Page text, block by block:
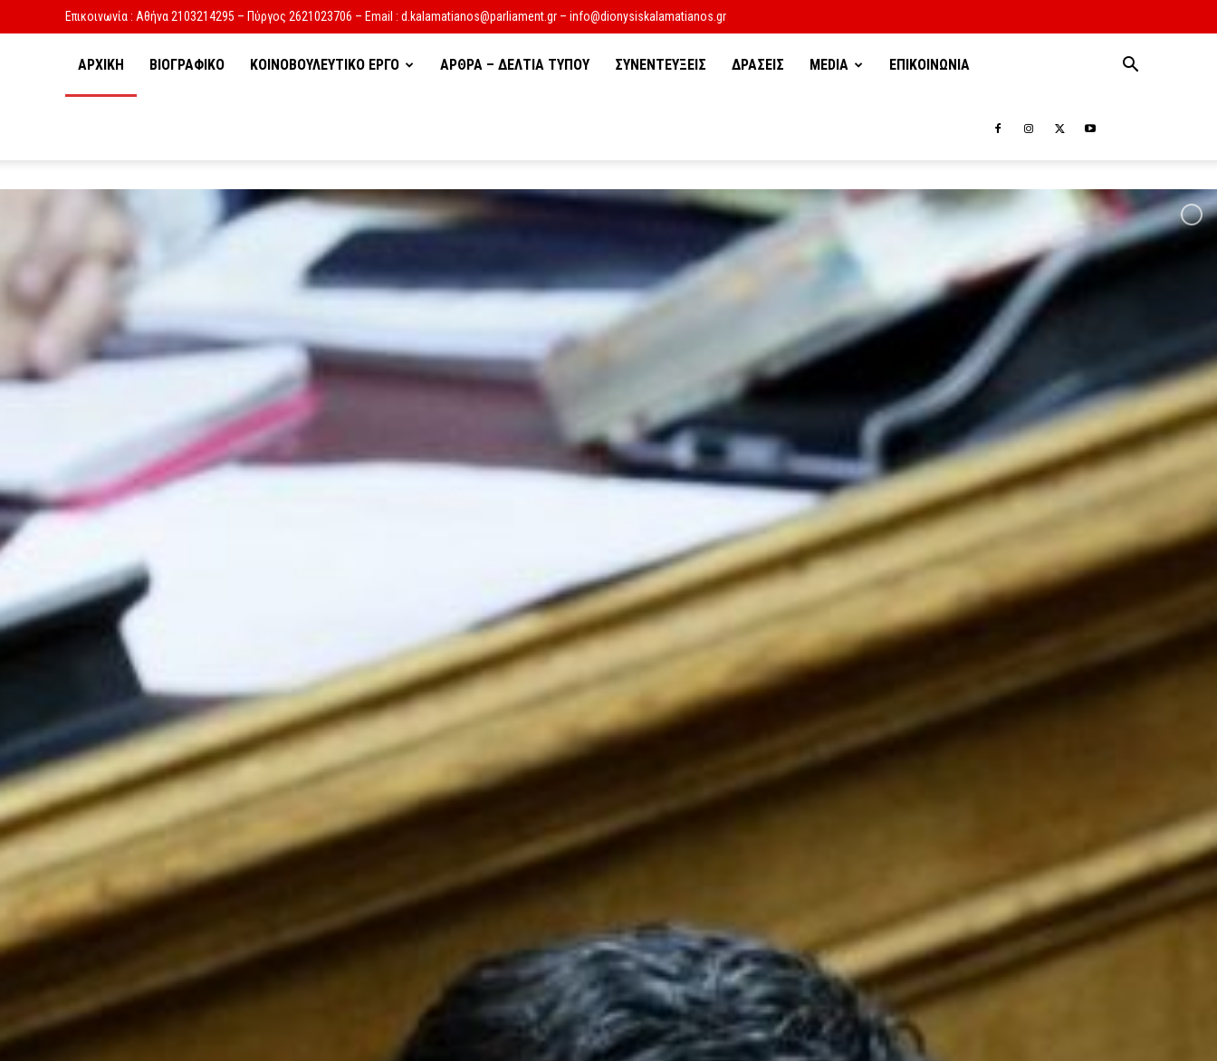
Επικοινωνία : Αθήνα 2103214295 – Πύργος 2621023706 – Email : d.kalamatianos@parliament.gr – info@dionysiskalamatianos.gr
ΑΡΧΙΚΗ ΒΙΟΓΡΑΦΙΚΟ ΚΟΙΝΟΒΟΥΛΕΥΤΙΚΟ ΕΡΓΟ ΑΡΘΡΑ – ΔΕΛΤΙΑ ΤΥΠΟΥ ΣΥΝΕΝΤΕΥΞΕΙΣ ΔΡΑΣΕΙΣ MEDIA ΕΠΙΚΟΙΝΩΝΙΑ